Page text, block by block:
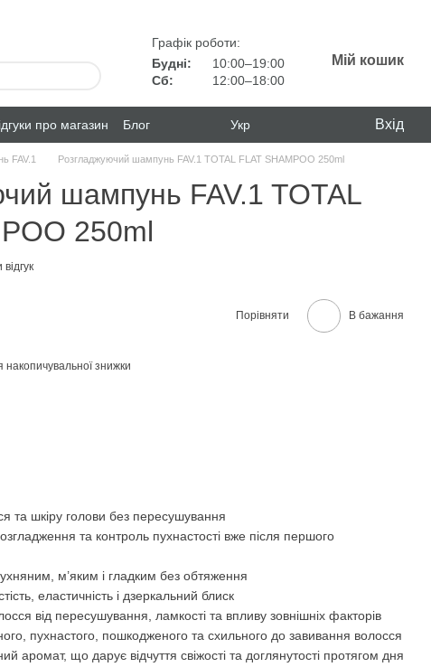
Графік роботи:
Будні:
10:00–19:00
Сб:
12:00–18:00
Мій кошик
про магазин Блог Укр Вхід
FAV.1 Розгладжуючий шампунь FAV.1 TOTAL FLAT SHAMPOO 250ml
шампунь FAV.1 TOTAL
250ml
Порівняти В бажання
накопичувальної знижки
та шкіру голови без пересушування
та контроль пухнастості вже після першого
м’яким і гладким без обтяження
еластичність і дзеркальний блиск
від пересушування, ламкості та впливу зовнішніх факторів
пухнастого, пошкодженого та схильного до завивання волосся
аромат, що дарує відчуття свіжості та доглянутості протягом дня